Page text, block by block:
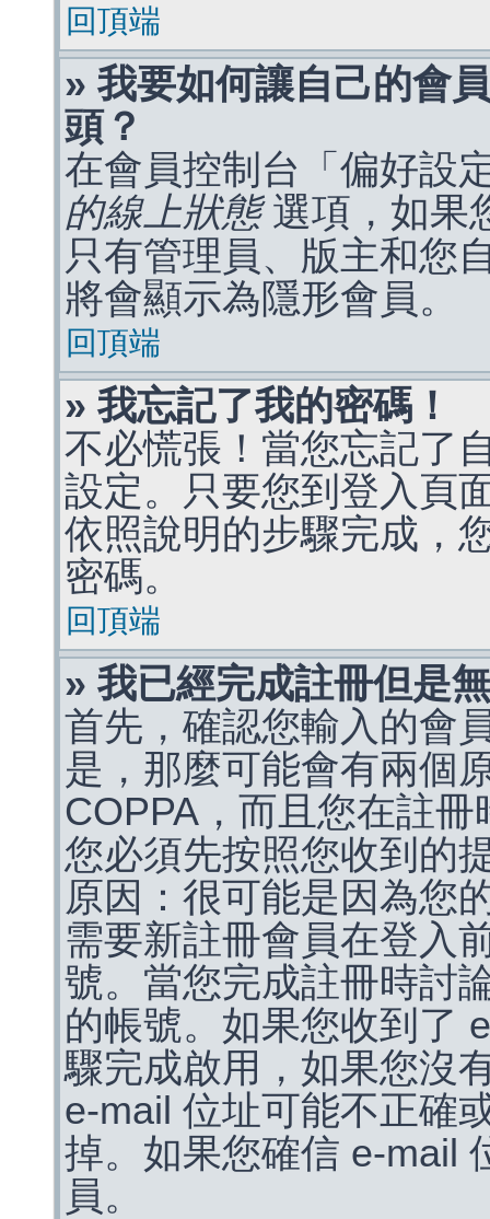
回頂端
» 我要如何讓自己的會
頭？
在會員控制台「偏好設
的線上狀態選項，如果
只有管理員、版主和您
將會顯示為隱形會員。
回頂端
» 我忘記了我的密碼！
不必慌張！當您忘記了
設定。只要您到登入頁
依照說明的步驟完成，
密碼。
回頂端
» 我已經完成註冊但是
首先，確認您輸入的會
是，那麼可能會有兩個
COPPA，而且您在註
您必須先按照您收到的
原因：很可能是因為您
需要新註冊會員在登入
號。當您完成註冊時討
的帳號。如果您收到了
驟完成啟用，如果您沒
e-mail 位址可能不正確
掉。如果您確信 e-mail
員。